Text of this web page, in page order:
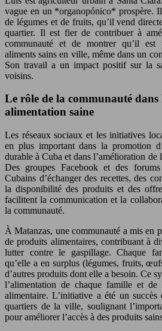
vague en un *organopónico* prospère.
de légumes et de fruits, qu’il vend
quartier. Il est fier de contribuer à
communauté et de montrer qu’il est
aliments sains en ville, même dans un
Son travail a un impact positif sur la
voisins.
Le rôle de la communauté dans
alimentation saine
Les réseaux sociaux et les initiatives
en plus important dans la promotion
durable à Cuba et dans l’amélioration de
Des groupes Facebook et des
Cubains d’échanger des recettes, des
la disponibilité des produits et des
facilitent la communication et la
la communauté.
À Matanzas, une communauté a mis en
de produits alimentaires, contribuant à
lutter contre le gaspillage. Chaque
qu’elle a en surplus (légumes, fruits,
d’autres produits dont elle a besoin. Ce
l’alimentation de chaque famille et
alimentaire. L’initiative a été un succès
quartiers de la ville, soulignant
pour améliorer l’accès à des produits